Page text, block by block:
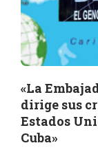
«La
dirige sus
Estados
Cuba»